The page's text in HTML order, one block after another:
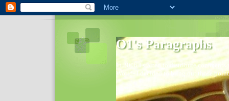
O1's Paragraphs
In 2006 I started to distribute
World- I decided to bring out those